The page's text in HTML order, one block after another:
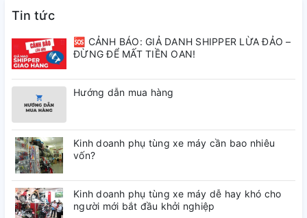
Tin tức
🆘 CẢNH BÁO: GIẢ DANH SHIPPER LỪA ĐẢO –
ĐỪNG ĐỂ MẤT TIỀN OAN!
Hướng dẫn mua hàng
Kinh doanh phụ tùng xe máy cần bao nhiêu
vốn?
Kinh doanh phụ tùng xe máy dễ hay khó cho
người mới bắt đầu khởi nghiệp